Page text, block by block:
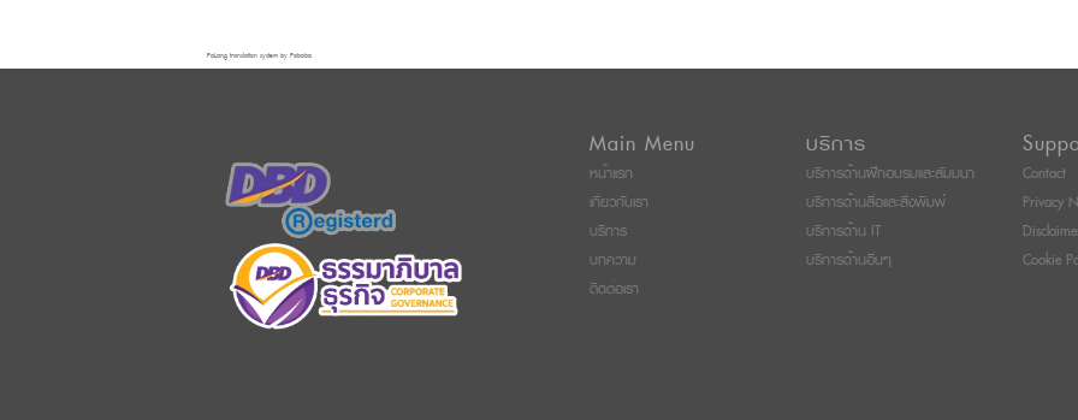
FaLang translation system by Faboba
Main Menu
หน้าแรก
เกี่ยวกับเรา
บริการ
บทความ
ติดต่อเรา
บริการ
บริการด้านฝึกอบรมและสัมมนา
บริการด้านสื่อและสิ่งพิมพ์
บริการด้าน IT
บริการด้านอื่นๆ
Contact
Privacy
Cookie